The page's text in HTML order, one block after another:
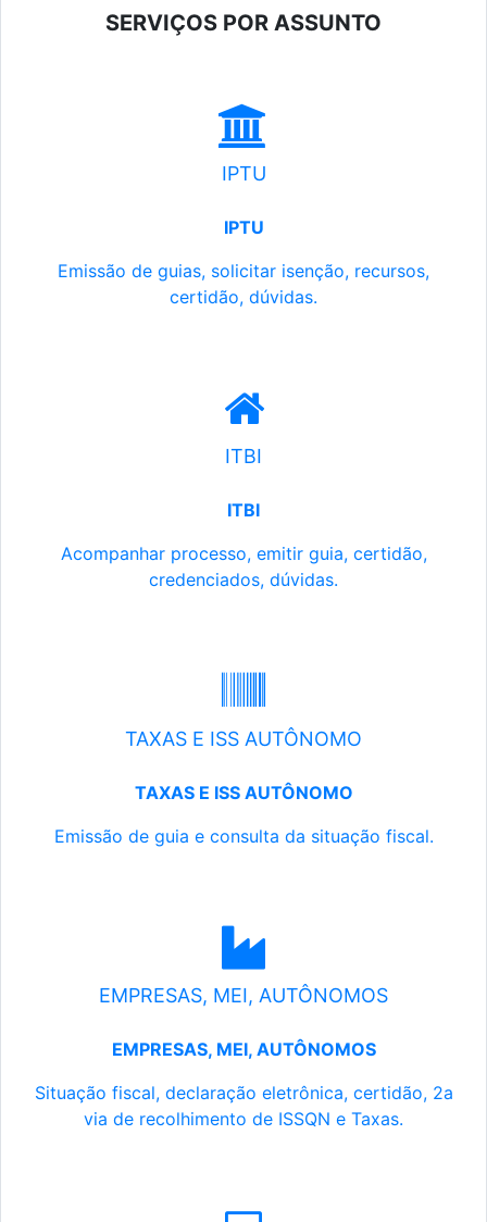
SERVIÇOS POR ASSUNTO
IPTU
IPTU
Emissão de guias, solicitar isenção, recursos,
certidão, dúvidas.
ITBI
ITBI
Acompanhar processo, emitir guia, certidão,
credenciados, dúvidas.
TAXAS E ISS AUTÔNOMO
TAXAS E ISS AUTÔNOMO
Emissão de guia e consulta da situação fiscal.
EMPRESAS, MEI, AUTÔNOMOS
EMPRESAS, MEI, AUTÔNOMOS
Situação fiscal, declaração eletrônica, certidão, 2a
via de recolhimento de ISSQN e Taxas.